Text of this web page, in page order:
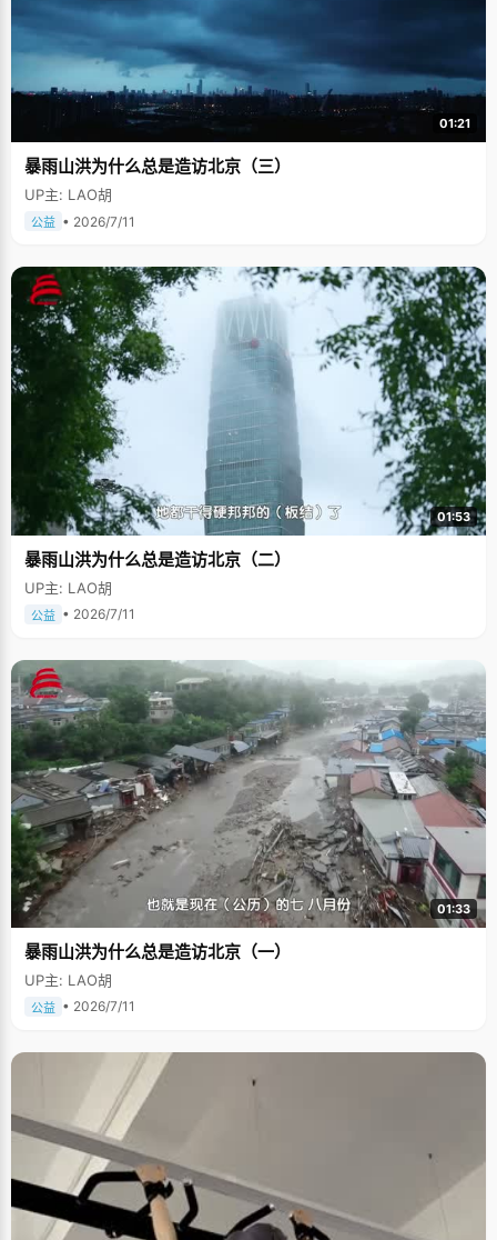
01:21
暴雨山洪为什么总是造访北京（三）
UP主: LAO胡
公益 • 2026/7/11
01:53
暴雨山洪为什么总是造访北京（二）
UP主: LAO胡
公益 • 2026/7/11
01:33
暴雨山洪为什么总是造访北京（一）
UP主: LAO胡
公益 • 2026/7/11